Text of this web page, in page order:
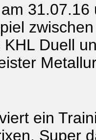
31.07.16
Duell
ein
. Super